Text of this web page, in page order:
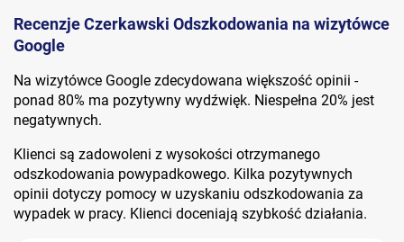
Recenzje Czerkawski Odszkodowania na wizytówce
Google
Na wizytówce Google zdecydowana większość opinii -
ponad 80% ma pozytywny wydźwięk. Niespełna 20% jest
negatywnych.
Klienci są zadowoleni z wysokości otrzymanego
odszkodowania powypadkowego. Kilka pozytywnych
opinii dotyczy pomocy w uzyskaniu odszkodowania za
wypadek w pracy. Klienci doceniają szybkość działania.